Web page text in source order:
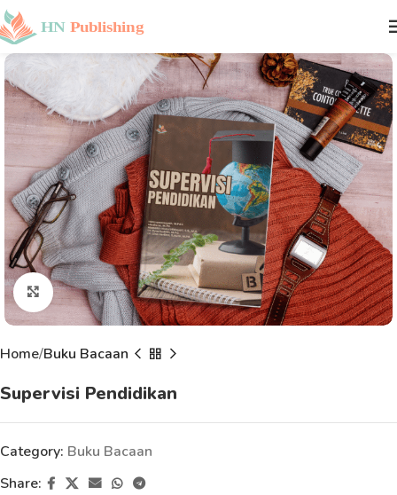
Click to enlarge
Home Buku Bacaan
Supervisi Pendidikan
Category: Buku Bacaan
Share: